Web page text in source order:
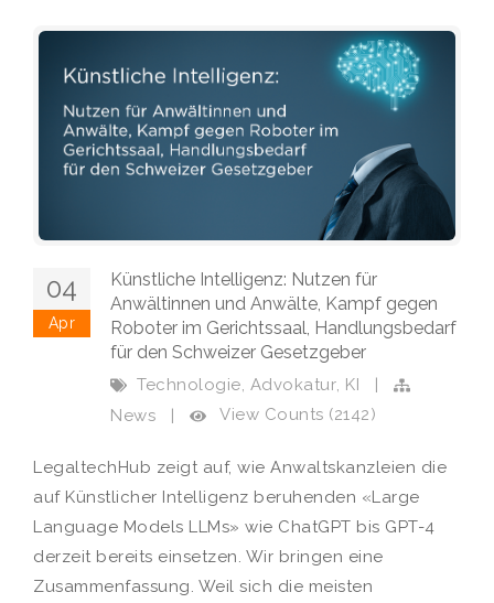
04
Apr
Künstliche Intelligenz: Nutzen für
Anwältinnen und Anwälte, Kampf gegen
Roboter im Gerichtssaal, Handlungsbedarf
für den Schweizer Gesetzgeber
Technologie Advokatur KI
|
News
| View Counts (2142)
LegaltechHub zeigt auf, wie Anwaltskanzleien die
auf Künstlicher Intelligenz beruhenden «Large
Language Models LLMs» wie ChatGPT bis GPT-4
derzeit bereits einsetzen. Wir bringen eine
Zusammenfassung. Weil sich die meisten